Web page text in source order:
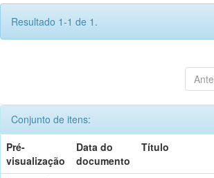
Resultado 1-1 de 1.
Conjunto de itens:
Pré-
visualização
Data do
documento
Título